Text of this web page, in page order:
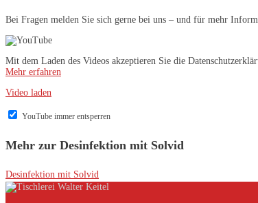
Bei Fragen melden Sie sich gerne bei uns – und für mehr
Mit dem Laden des Videos akzeptieren Sie die
Mehr erfahren
Video laden
YouTube immer entsperren
Mehr zur Desinfektion mit Solvid
Desinfektion mit Solvid